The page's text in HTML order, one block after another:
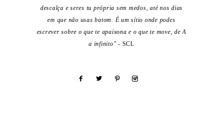
descalça e seres tu própria sem medos, até nos dias
em que não usas batom. É um sítio onde podes
escrever sobre o que te apaixona e o que te move, de A
a infinito"- SCL